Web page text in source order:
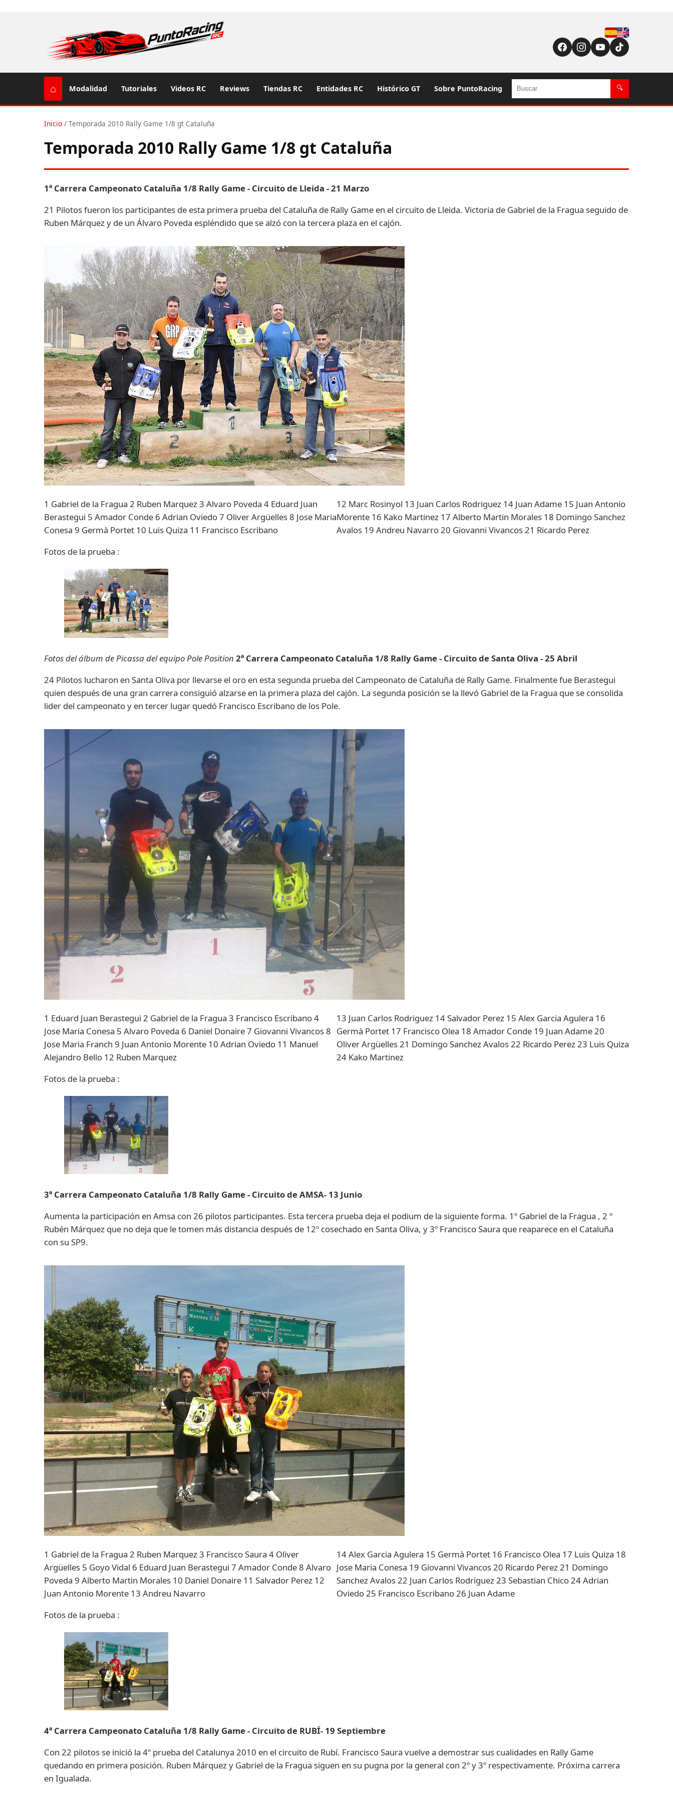
Español
English (US / UK)
⌂ Modalidad Tutoriales Videos RC Reviews Tiendas RC Entidades RC Histórico GT Sobre PuntoRacing Buscar 🔍
Inicio / Temporada 2010 Rally Game 1/8 gt Cataluña
Temporada 2010 Rally Game 1/8 gt Cataluña
1ª Carrera Campeonato Cataluña 1/8 Rally Game - Circuito de Lleida - 21 Marzo
21 Pilotos fueron los participantes de esta primera prueba del Cataluña de Rally Game en el circuito de Lleida. Victoria de Gabriel de la Fragua seguido de
Ruben Márquez y de un Álvaro Poveda espléndido que se alzó con la tercera plaza en el cajón.
1 Gabriel de la Fragua 2 Ruben Marquez 3 Alvaro Poveda 4 Eduard Juan
Berastegui 5 Amador Conde 6 Adrian Oviedo 7 Oliver Argüelles 8 Jose Maria
Conesa 9 Germà Portet 10 Luis Quiza 11 Francisco Escribano
12 Marc Rosinyol 13 Juan Carlos Rodriguez 14 Juan Adame 15 Juan Antonio
Morente 16 Kako Martinez 17 Alberto Martin Morales 18 Domingo Sanchez
Avalos 19 Andreu Navarro 20 Giovanni Vivancos 21 Ricardo Perez
Fotos de la prueba :
Fotos del álbum de Picassa del equipo Pole Position 2ª Carrera Campeonato Cataluña 1/8 Rally Game - Circuito de Santa Oliva - 25 Abril
24 Pilotos lucharon en Santa Oliva por llevarse el oro en esta segunda prueba del Campeonato de Cataluña de Rally Game. Finalmente fue Berastegui
quien después de una gran carrera consiguió alzarse en la primera plaza del cajón. La segunda posición se la llevó Gabriel de la Fragua que se consolida
lider del campeonato y en tercer lugar quedó Francisco Escribano de los Pole.
1 Eduard Juan Berastegui 2 Gabriel de la Fragua 3 Francisco Escribano 4
Jose Maria Conesa 5 Alvaro Poveda 6 Daniel Donaire 7 Giovanni Vivancos 8
Jose Maria Franch 9 Juan Antonio Morente 10 Adrian Oviedo 11 Manuel
Alejandro Bello 12 Ruben Marquez
13 Juan Carlos Rodriguez 14 Salvador Perez 15 Alex Garcia Agulera 16
Germà Portet 17 Francisco Olea 18 Amador Conde 19 Juan Adame 20
Oliver Argüelles 21 Domingo Sanchez Avalos 22 Ricardo Perez 23 Luis Quiza
24 Kako Martinez
Fotos de la prueba :
3ª Carrera Campeonato Cataluña 1/8 Rally Game - Circuito de AMSA- 13 Junio
Aumenta la participación en Amsa con 26 pilotos participantes. Esta tercera prueba deja el podium de la siguiente forma. 1º Gabriel de la Fragua , 2 º
Rubén Márquez que no deja que le tomen más distancia después de 12º cosechado en Santa Oliva, y 3º Francisco Saura que reaparece en el Cataluña
con su SP9.
1 Gabriel de la Fragua 2 Ruben Marquez 3 Francisco Saura 4 Oliver
Argüelles 5 Goyo Vidal 6 Eduard Juan Berastegui 7 Amador Conde 8 Alvaro
Poveda 9 Alberto Martin Morales 10 Daniel Donaire 11 Salvador Perez 12
Juan Antonio Morente 13 Andreu Navarro
14 Alex Garcia Agulera 15 Germà Portet 16 Francisco Olea 17 Luis Quiza 18
Jose Maria Conesa 19 Giovanni Vivancos 20 Ricardo Perez 21 Domingo
Sanchez Avalos 22 Juan Carlos Rodriguez 23 Sebastian Chico 24 Adrian
Oviedo 25 Francisco Escribano 26 Juan Adame
Fotos de la prueba :
4ª Carrera Campeonato Cataluña 1/8 Rally Game - Circuito de RUBÍ- 19 Septiembre
Con 22 pilotos se inició la 4º prueba del Catalunya 2010 en el circuito de Rubí. Francisco Saura vuelve a demostrar sus cualidades en Rally Game
quedando en primera posición. Ruben Márquez y Gabriel de la Fragua siguen en su pugna por la general con 2º y 3º respectivamente. Próxima carrera
en Igualada.